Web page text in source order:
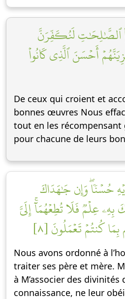
ٱلصَّٰلِحَٰتِ لَنُكَفِّرَنَّ
أَحۡسَنَ ٱلَّذِي كَانُواْ
De ceux qui croient et
bonnes œuvres Nous
tout en les récompensant
pour chacune de leurs
حُسۡنٗاۖ وَإِن جَٰهَدَاكَ
عِلۡمٞ فَلَا تُطِعۡهُمَآۚ إِلَيَّ
كُنتُمۡ تَعۡمَلُونَ [٨]
Nous avons ordonné à
traiter ses père et mère.
à M’associer des divinités
connaissance, ne leur